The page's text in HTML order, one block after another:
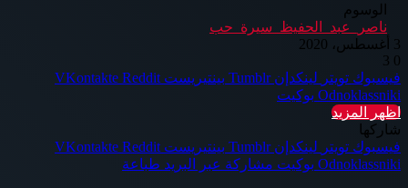
الوسوم
ناصر_عبد_الحفيظ_سيرة_حب
3 أغسطس، 2020
0
فيسبوك تويتر لينكدإن بينتيريست
Odnoklassniki بوكيت
اظهر المزيد
شاركها
فيسبوك تويتر لينكدإن بينتيريست
Odnoklassniki بوكيت مشاركة عبر البريد طباعة